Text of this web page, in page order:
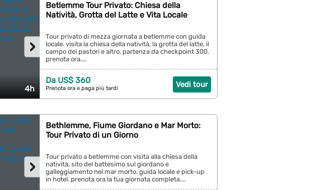
4h
›
Betlemme Tour Privato: Chiesa della
Natività, Grotta del Latte e Vita Locale
Tour privato di mezza giornata a betlemme con guida
locale. visita la chiesa della natività, la grotta del latte, il
campo dei pastori e altro. partenza da checkpoint 300.
prenota ora....
Vedi tour
Da US$ 360
Prenota ora e paga più tardi
›
Bethlemme, Fiume Giordano e Mar Morto:
Tour Privato di un Giorno
Tour privato a betlemme con visita alla chiesa della
natività, sito del battesimo sul giordano e
galleggiamento nel mar morto. guida locale e pick-up
in hotel. prenota ora la tua giornata completa....